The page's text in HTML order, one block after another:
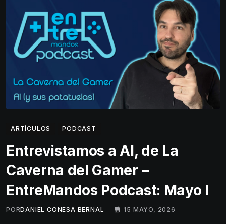
ARTÍCULOS PODCAST
Entrevistamos a Al, de La
Caverna del Gamer –
EntreMandos Podcast: Mayo I
PORDANIEL CONESA BERNAL 15 MAYO, 2026